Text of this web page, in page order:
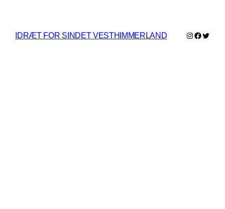
IDRÆT FOR SINDET VESTHIMMERLAND Instagram